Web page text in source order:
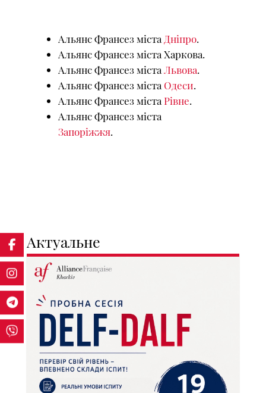
Альянс Франсез міста Дніпро.
Альянс Франсез міста Харкова.
Альянс Франсез міста Львова.
Альянс Франсез міста Одеси.
Альянс Франсез міста Рівне.
Альянс Франсез міста
Запоріжжя.
Актуальне